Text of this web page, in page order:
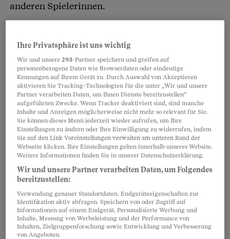
anderen Spielerinnen.
Rechtsfragen des Beobachters richtig
beantwortest, kannst du bis zu 500 Franken aus
dem Jackpot kassieren.
Partnerinhalte
Ihre Privatsphäre ist uns wichtig
Wir und unsere293-Partner speichern und greifen auf
personenbezogene Daten wie Browserdaten oder eindeutige
Kennungen auf Ihrem Gerät zu. Durch Auswahl von Akzeptieren
aktivieren Sie Tracking-Technologien für die unter „Wir und unsere
Partner verarbeiten Daten, um Ihnen Dienste bereitzustellen“
aufgeführten Zwecke. Wenn Tracker deaktiviert sind, sind manche
Inhalte und Anzeigen möglicherweise nicht mehr so relevant für Sie.
Sie können dieses Menü jederzeit wieder aufrufen, um Ihre
Einstellungen zu ändern oder Ihre Einwilligung zu widerrufen, indem
Sie auf den Link Voreinstellungen verwalten am unteren Rand der
Webseite klicken. Ihre Einstellungen gelten innerhalb unseres Website.
Weitere Informationen finden Sie in unserer Datenschutzerklärung.
Wir und unsere Partner verarbeiten Daten, um Folgendes
bereitzustellen:
Verwendung genauer Standortdaten. Endgeräteeigenschaften zur
Identifikation aktiv abfragen. Speichern von oder Zugriff auf
Informationen auf einem Endgerät. Personalisierte Werbung und
Inhalte, Messung von Werbeleistung und der Performance von
Inhalten, Zielgruppenforschung sowie Entwicklung und Verbesserung
von Angeboten.